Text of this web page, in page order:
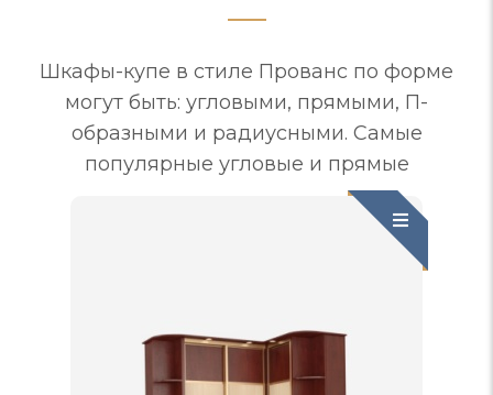
Шкафы-купе в стиле Прованс по форме
могут быть: угловыми, прямыми, П-
образными и радиусными. Самые
популярные угловые и прямые